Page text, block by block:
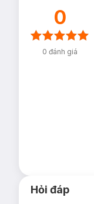
0
0 đánh giá
Hỏi đáp